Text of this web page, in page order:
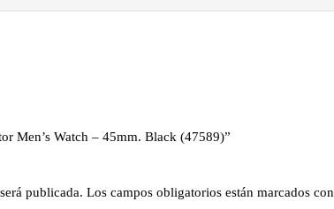
Men’s Watch – 45mm. Black (47589)”
publicada. Los campos obligatorios están marcados con